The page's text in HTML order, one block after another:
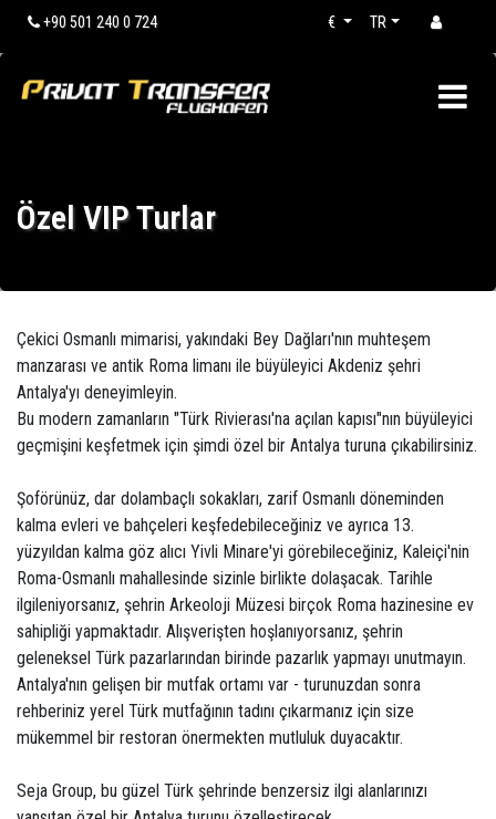
+90 501 240 0 724 TR
€
Özel VIP Turlar
Çekici Osmanlı mimarisi, yakındaki Bey Dağları'nın muhteşem
manzarası ve antik Roma limanı ile büyüleyici Akdeniz şehri
Antalya'yı deneyimleyin.
Bu modern zamanların "Türk Rivierası'na açılan kapısı"nın büyüleyici
geçmişini keşfetmek için şimdi özel bir Antalya turuna çıkabilirsiniz.
Şoförünüz, dar dolambaçlı sokakları, zarif Osmanlı döneminden
kalma evleri ve bahçeleri keşfedebileceğiniz ve ayrıca 13.
yüzyıldan kalma göz alıcı Yivli Minare'yi görebileceğiniz, Kaleiçi'nin
Roma-Osmanlı mahallesinde sizinle birlikte dolaşacak. Tarihle
ilgileniyorsanız, şehrin Arkeoloji Müzesi birçok Roma hazinesine ev
sahipliği yapmaktadır. Alışverişten hoşlanıyorsanız, şehrin
geleneksel Türk pazarlarından birinde pazarlık yapmayı unutmayın.
Antalya'nın gelişen bir mutfak ortamı var - turunuzdan sonra
rehberiniz yerel Türk mutfağının tadını çıkarmanız için size
mükemmel bir restoran önermekten mutluluk duyacaktır.
Seja Group, bu güzel Türk şehrinde benzersiz ilgi alanlarınızı